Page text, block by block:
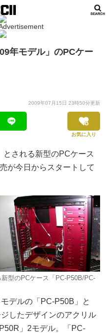
年モデル」のPCケー
2009年07月15日 23時50分更新
お気に入り
される新型のPCケース
が今日からスタートして
新型のPCケース「PC-P50B/PC-
デルの「PC-P50B」と
したデザインのアクリル
」2モデル。「PC-